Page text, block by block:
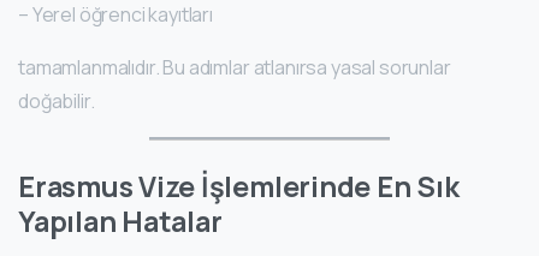
– Yerel öğrenci kayıtları
tamamlanmalıdır. Bu adımlar atlanırsa yasal sorunlar
doğabilir.
Erasmus Vize İşlemlerinde En Sık
Yapılan Hatalar